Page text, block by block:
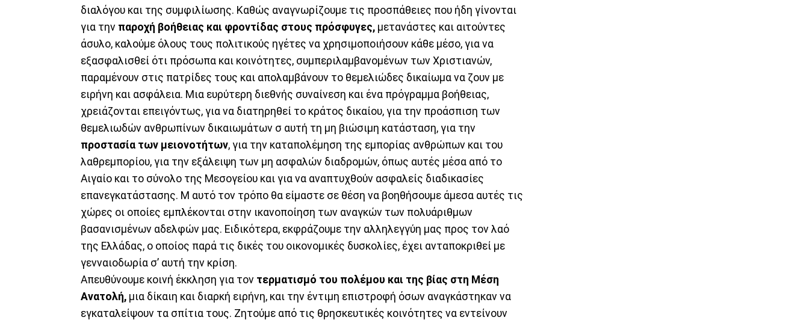
διαλόγου και της συμφιλίωσης. Καθώς αναγνωρίζουμε τις προσπάθειες που ήδη γίνονται
για την παροχή βοήθειας και φροντίδας στους πρόσφυγες, μετανάστες και αιτούντες
άσυλο, καλούμε όλους τους πολιτικούς ηγέτες να χρησιμοποιήσουν κάθε μέσο, για να
εξασφαλισθεί ότι πρόσωπα και κοινότητες, συμπεριλαμβανομένων των Χριστιανών,
παραμένουν στις πατρίδες τους και απολαμβάνουν το θεμελιώδες δικαίωμα να ζουν με
ειρήνη και ασφάλεια. Μια ευρύτερη διεθνής συναίνεση και ένα πρόγραμμα βοήθειας,
χρειάζονται επειγόντως, για να διατηρηθεί το κράτος δικαίου, για την προάσπιση των
θεμελιωδών ανθρωπίνων δικαιωμάτων σ αυτή τη μη βιώσιμη κατάσταση, για την
προστασία των μειονοτήτων, για την καταπολέμηση της εμπορίας ανθρώπων και του
λαθρεμπορίου, για την εξάλειψη των μη ασφαλών διαδρομών, όπως αυτές μέσα από το
Αιγαίο και το σύνολο της Μεσογείου και για να αναπτυχθούν ασφαλείς διαδικασίες
επανεγκατάστασης. Μ αυτό τον τρόπο θα είμαστε σε θέση να βοηθήσουμε άμεσα αυτές τις
χώρες οι οποίες εμπλέκονται στην ικανοποίηση των αναγκών των πολυάριθμων
βασανισμένων αδελφών μας. Ειδικότερα, εκφράζουμε την αλληλεγγύη μας προς τον λαό
της Ελλάδας, ο οποίος παρά τις δικές του οικονομικές δυσκολίες, έχει ανταποκριθεί με
γενναιοδωρία σ’ αυτή την κρίση.
Απευθύνουμε κοινή έκκληση για τον τερματισμό του πολέμου και της βίας στη Μέση
Ανατολή, μια δίκαιη και διαρκή ειρήνη, και την έντιμη επιστροφή όσων αναγκάστηκαν να
εγκαταλείψουν τα σπίτια τους. Ζητούμε από τις θρησκευτικές κοινότητες να εντείνουν